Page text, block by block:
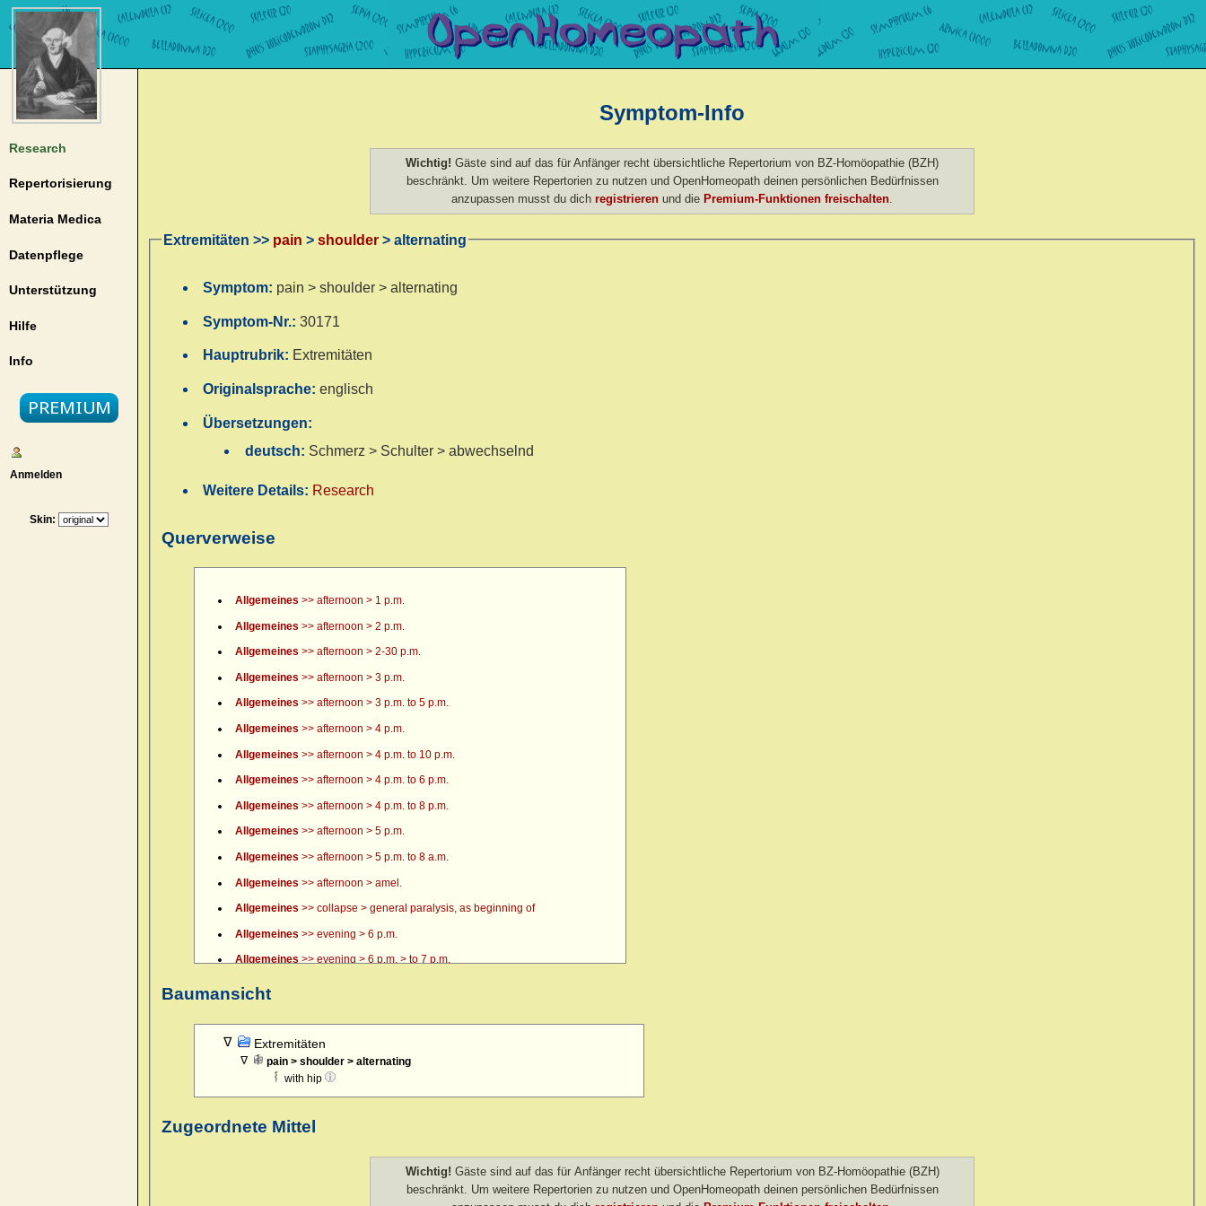
Research
Repertorisierung
Materia Medica
Datenpflege
Unterstützung
Hilfe
Info
Anmelden
Skin:
Symptom-Info
Wichtig! Gäste sind auf das für Anfänger recht übersichtliche Repertorium von BZ-Homöopathie (BZH)
beschränkt. Um weitere Repertorien zu nutzen und OpenHomeopath deinen persönlichen Bedürfnissen
anzupassen musst du dich registrieren und die Premium-Funktionen freischalten
Extremitäten >> pain > shoulder > alternating
Symptom: pain > shoulder > alternating
Symptom-Nr.:30171
Hauptrubrik: Extremitäten
Originalsprache:englisch
Übersetzungen:
deutsch: Schmerz > Schulter > abwechselnd
Weitere Details: Research
Querverweise
Allgemeines >> afternoon > 1 p.m.
Allgemeines >> afternoon > 2 p.m.
Allgemeines >> afternoon > 2-30 p.m.
Allgemeines >> afternoon > 3 p.m.
Allgemeines >> afternoon > 3 p.m. to 5 p.m.
Allgemeines >> afternoon > 4 p.m.
Allgemeines >> afternoon > 4 p.m. to 10 p.m.
Allgemeines >> afternoon > 4 p.m. to 6 p.m.
Allgemeines >> afternoon > 4 p.m. to 8 p.m.
Allgemeines >> afternoon > 5 p.m.
Allgemeines >> afternoon > 5 p.m. to 8 a.m.
Allgemeines >> afternoon > amel.
Allgemeines >> collapse > general paralysis, as beginning of
Allgemeines >> evening > 6 p.m.
Allgemeines >> evening > 6 p.m. > to 7 p.m.
Allgemeines
Allgemeines >> evening > 9 p.m.
Allgemeines >> evening > amel.
>> evening > amel. > 4 p.m. till going to bed amel.
>> evening > every other evening
>> evening > lying down after agg.
Baumansicht
Extremitäten
pain > shoulder > alternating
with hip
Zugeordnete Mittel
Wichtig! Gäste sind auf das für Anfänger recht übersichtliche Repertorium von BZ-Homöopathie (BZH)
beschränkt. Um weitere Repertorien zu nutzen und OpenHomeopath deinen persönlichen Bedürfnissen